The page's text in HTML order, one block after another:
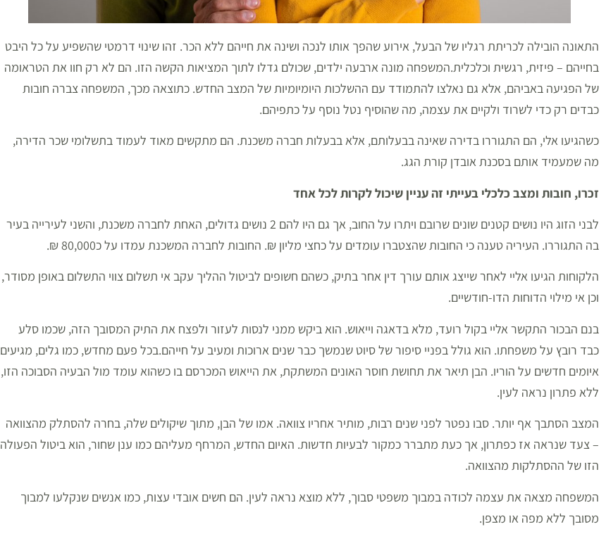
התאונה הובילה לכריתת רגליו של הבעל, אירוע שהפך אותו לנכה ושינה את חייהם ללא הכר. זהו שינוי דרמטי שהשפיע על כל היבט
בחייהם – פיזית, רגשית וכלכלית.המשפחה מונה ארבעה ילדים, שכולם גדלו לתוך המציאות הקשה הזו. הם לא רק חוו את הטראומה
של הפגיעה באביהם, אלא גם נאלצו להתמודד עם ההשלכות היומיומיות של המצב החדש. כתוצאה מכך, המשפחה צברה חובות
כבדים רק כדי לשרוד ולקיים את עצמה, מה שהוסיף נטל נוסף על כתפיהם.
כשהגיעו אלי, הם התגוררו בדירה שאינה בבעלותם, אלא בבעלות חברה משכנת. הם מתקשים מאוד לעמוד בתשלומי שכר הדירה,
מה שמעמיד אותם בסכנת אובדן קורת הגג.
זכרו, חובות ומצב כלכלי בעייתי זה עניין שיכול לקרות לכל אחד
לבני הזוג היו נושים קטנים שונים שרובם ויתרו על החוב, אך גם היו להם 2 נושים גדולים, האחת לחברה משכנת, והשני לעירייה בעיר
בה התגוררו. העיריה טענה כי החובות שהצטברו עומדים על כחצי מליון ₪. החובות לחברה המשכנת עמדו על כ80,000 ₪.
הלקוחות הגיעו אליי לאחר שייצג אותם עורך דין אחר בתיק, כשהם חשופים לביטול ההליך עקב אי תשלום צווי התשלום באופן מסודר,
וכן אי מילוי הדוחות הדו-חודשיים.
בנם הבכור התקשר אליי בקול רועד, מלא בדאגה וייאוש. הוא ביקש ממני לנסות לעזור ולפצח את התיק המסובך הזה, שכמו סלע
כבד רובץ על משפחתו. הוא גולל בפניי סיפור של סיוט שנמשך כבר שנים ארוכות ומעיב על חייהם.בכל פעם מחדש, כמו גלים, מגיעים
איומים חדשים על הוריו. הבן תיאר את תחושת חוסר האונים המשתקת, את הייאוש המכרסם בו כשהוא עומד מול הבעיה הסבוכה הזו,
ללא פתרון נראה לעין.
המצב הסתבך אף יותר. סבו נפטר לפני שנים רבות, מותיר אחריו צוואה. אמו של הבן, מתוך שיקולים שלה, בחרה להסתלק מהצוואה
– צעד שנראה אז כפתרון, אך כעת מתברר כמקור לבעיות חדשות. האיום החדש, המרחף מעליהם כמו ענן שחור, הוא ביטול הפעולה
הזו של ההסתלקות מהצוואה.
המשפחה מצאה את עצמה לכודה במבוך משפטי סבוך, ללא מוצא נראה לעין. הם חשים אובדי עצות, כמו אנשים שנקלעו למבוך
מסובך ללא מפה או מצפן.